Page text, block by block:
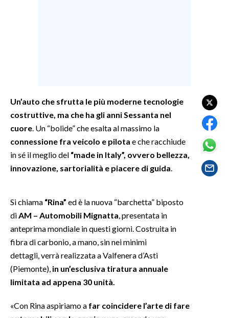
SARDEGNA TURISMO
SARDI NEL MONDO
#CARAUNIONE
3 MINUTI CON
INFO AZIENDE
ANNUNCI
Un’auto che sfrutta le più moderne tecnologie
costruttive, ma che ha gli anni Sessanta nel
cuore . Un “bolide” che esalta al massimo la
connessione fra veicolo e pilota e che racchiude
in sé il meglio del “made in Italy”, ovvero bellezza,
innovazione, sartorialità e piacere di guida
Si chiama “Rina” ed è la nuova “barchetta” biposto
di AM – Automobili Mignatta , presentata in
anteprima mondiale in questi giorni. Costruita in
fibra di carbonio, a mano, sin nei minimi
dettagli, verrà realizzata a Valfenera d’Asti
(Piemonte), in un’esclusiva tiratura annuale
limitata ad appena 30 unità.
«Con Rina aspiriamo a far coincidere l’arte di fare